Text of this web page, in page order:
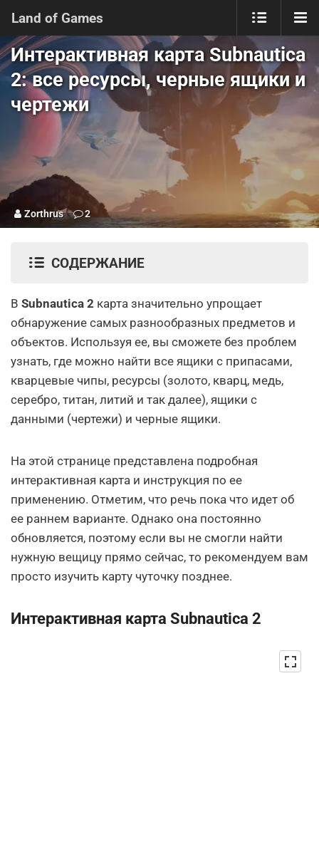
Land of Games
Интерактивная карта Subnautica
2: все ресурсы, черные ящики и
чертежи
Zorthrus 2
СОДЕРЖАНИЕ
В Subnautica 2 карта значительно упрощает
обнаружение самых разнообразных предметов и
объектов. Используя ее, вы сможете без проблем
узнать, где можно найти все ящики с припасами,
кварцевые чипы, ресурсы (золото, кварц, медь,
серебро, титан, литий и так далее), ящики с
данными (чертежи) и черные ящики.
На этой странице представлена подробная
интерактивная карта и инструкция по ее
применению. Отметим, что речь пока что идет об
ее раннем варианте. Однако она постоянно
обновляется, поэтому если вы не смогли найти
нужную вещицу прямо сейчас, то рекомендуем вам
просто изучить карту чуточку позднее.
Интерактивная карта Subnautica 2